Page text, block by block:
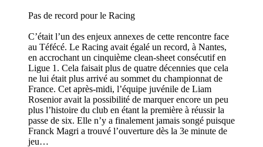
Pas de record pour le Racing
C’était l’un des enjeux annexes de cette rencontre face
au Téfécé. Le Racing avait égalé un record, à Nantes,
en accrochant un cinquième clean-sheet consécutif en
Ligue 1. Cela faisait plus de quatre décennies que cela
ne lui était plus arrivé au sommet du championnat de
France. Cet après-midi, l’équipe juvénile de Liam
Rosenior avait la possibilité de marquer encore un peu
plus l’histoire du club en étant la première à réussir la
passe de six. Elle n’y a finalement jamais songé puisque
Franck Magri a trouvé l’ouverture dès la 3e minute de
jeu…